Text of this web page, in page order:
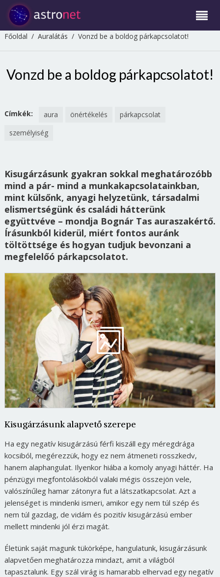
Főoldal / Auralátás / Vonzd be a boldog párkapcsolatot!
Vonzd be a boldog párkapcsolatot!
Címkék: aura önértékelés
párkapcsolat
személyiség
Kisugárzásunk gyakran sokkal meghatározóbb
mind a pár- mind a munkakapcsolatainkban,
mint külsőnk, anyagi helyzetünk, társadalmi
elismertségünk és családi hátterünk
együttvéve – mondja Bognár Tas auraszakértő.
Írásunkból kiderül, miért fontos auránk
töltöttsége és hogyan tudjuk bevonzani a
megfelelőó párkapcsolatot.
Kisugárzásunk alapvető szerepe
Ha egy negatív kisugárzású férfi kiszáll egy méregdrága
kocsiból, megérezzük, hogy ez nem átmeneti rosszkedv,
hanem alaphangulat. Ilyenkor hiába a komoly anyagi háttér. Ha
pénzügyi megfontolásokból valaki mégis összejön vele,
valószínűleg hamar zátonyra fut a látszatkapcsolat. Azt a
jelenséget is mindenki ismeri, amikor egy nem túl szép és
nem túl gazdag, de vidám és pozitív kisugárzású ember
mellett mindenki jól érzi magát.
Életünk saját magunk tükörképe, hangulatunk, kisugárzásunk
alapvetően meghatározza mindazt, amit a világból
tapasztalunk. Egy szál virág is hamarabb elhervad egy negatív